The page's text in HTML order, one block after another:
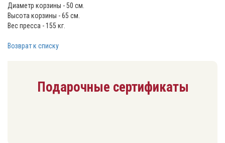
Диаметр корзины - 50 см.
Высота корзины - 65 см.
Вес пресса - 155 кг.
Возврат к списку
Подарочные сертификаты